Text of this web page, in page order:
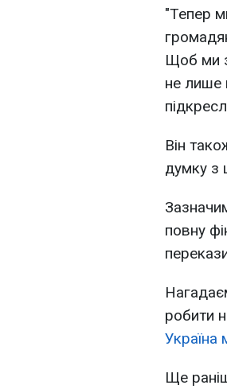
"Тепер
Щоб ми
не лише
Він
думку з
повну
робити
Україна
Ще